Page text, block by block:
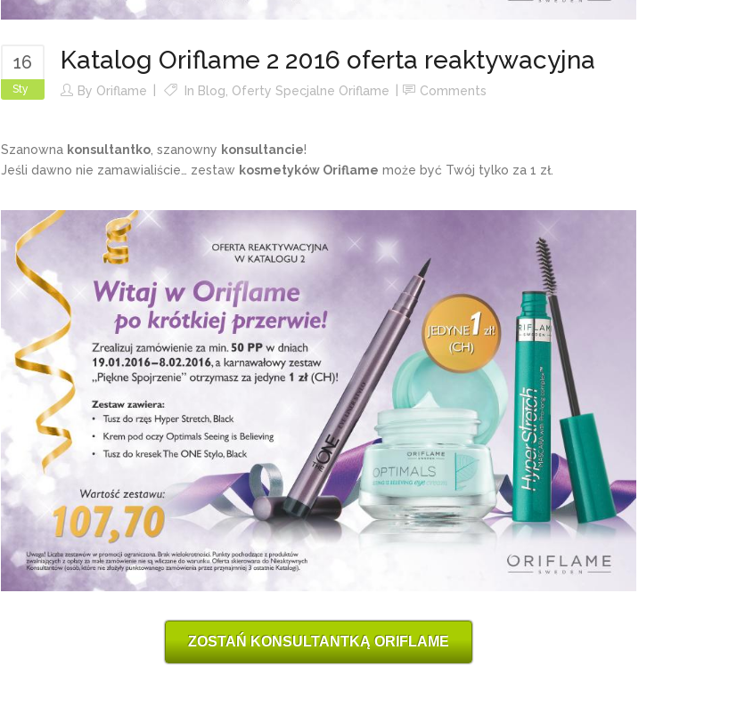
16
Sty
Katalog Oriflame 2 2016 oferta reaktywacyjna
By Oriflame In Blog Oferty Specjalne Oriflame Comments
Szanowna konsultantko, szanowny konsultancie!
Jeśli dawno nie zamawialiście… zestaw kosmetyków Oriflame może być Twój tylko za 1 zł.
ZOSTAŃ KONSULTANTKĄ ORIFLAME